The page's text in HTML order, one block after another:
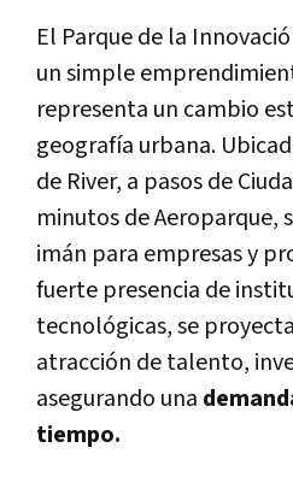
El Parque de la
un simple
representa un cambio
geografía urbana.
de River, a pasos de
minutos de Aeroparque,
imán para empresas y
fuerte presencia de
tecnológicas, se
atracción de talento,
asegurando una
tiempo.